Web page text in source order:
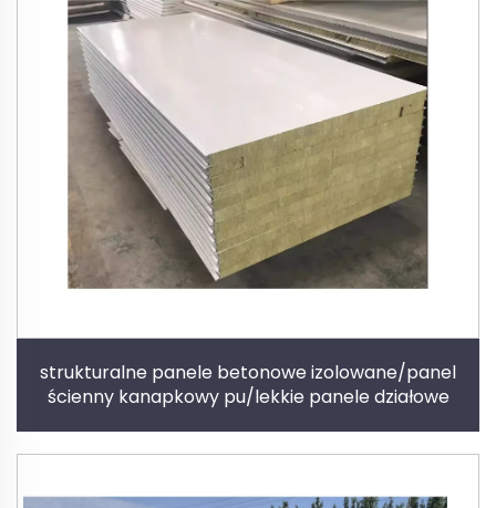
strukturalne panele betonowe izolowane/panel
ścienny kanapkowy pu/lekkie panele działowe